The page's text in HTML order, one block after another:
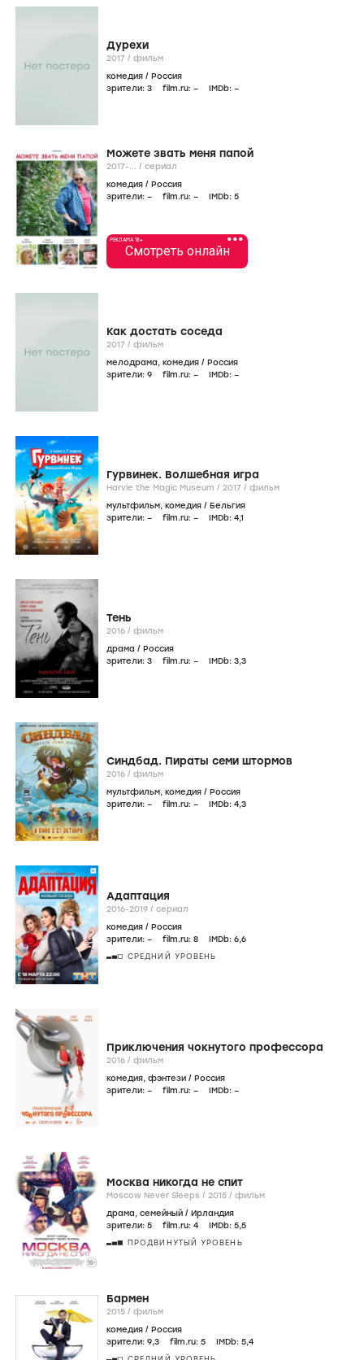
Дурехи
2017 / фильм
комедия / Россия
зрители: 3 film.ru: – IMDb: –
Можете звать меня папой
2017-... / сериал
комедия / Россия
зрители: – film.ru: – IMDb: 5
•••
РЕКЛАМА 18+
Смотреть онлайн
Как достать соседа
2017 / фильм
мелодрама, комедия / Россия
зрители: 9 film.ru: – IMDb: –
Гурвинек. Волшебная игра
Harvie the Magic Museum / 2017 / фильм
мультфильм, комедия / Бельгия
зрители: – film.ru: – IMDb: 4,1
Тень
2016 / фильм
драма / Россия
зрители: 3 film.ru: – IMDb: 3,3
Синдбад. Пираты семи штормов
2016 / фильм
мультфильм, комедия / Россия
зрители: – film.ru: – IMDb: 4,3
Адаптация
2016-2019 / сериал
комедия / Россия
зрители: – film.ru: 8 IMDb: 6,6
СРЕДНИЙ УРОВЕНЬ
Приключения чокнутого профессора
2016 / фильм
комедия, фэнтези / Россия
зрители: – film.ru: – IMDb: –
Москва никогда не спит
Moscow Never Sleeps / 2015 / фильм
драма, семейный / Ирландия
зрители: 5 film.ru: 4 IMDb: 5,5
ПРОДВИНУТЫЙ УРОВЕНЬ
Бармен
2015 / фильм
комедия / Россия
зрители: 9,3 film.ru: 5 IMDb: 5,4